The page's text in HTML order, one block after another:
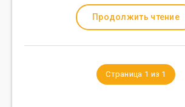
Продолжить чтение
Страница 1 из 1